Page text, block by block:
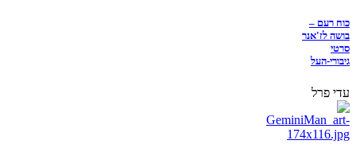
כוח רעם –
בושה לז'אנר
סרטי
גיבורי-העל
עדי פרל